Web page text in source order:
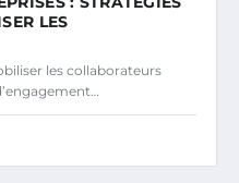
LES
les collaborateurs